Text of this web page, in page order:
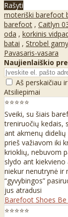
Rašyti
moteriški barefoot
barefoot , Caitlyn
oda , korkinis
batai , Strobel
Pavasaris-vasara
Naujienlaiškio
Aš perskaičiau
Atsiliepimai
⭐⭐⭐⭐⭐
Sveiki, su šiais
treniruočių kedais,
ant akmenų didelių
prieš važiavom iki
krioklių, nebuvom
slydo ant
niekur nenutrynė ir
“gyvybingos”
jus atradusi
Barefoot Shoes
⭐⭐⭐⭐⭐